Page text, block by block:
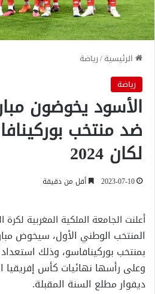
الرئيسية/رياضة
رياضة
الأسود يخوضون
ضد منتخب
لكان 2024
2023-07-10 أقل من دقيقة
أعلنت الجامعة الملكية المغربية
المنتخب الوطني الأول، سيخوض
بمنتخب بوركينافاسو، وذلك
وعلى رأسها نهائيات كأس إفريقيا
ديفوار مطلع السنة المقبلة.